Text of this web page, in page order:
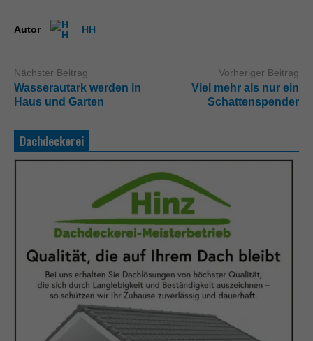
Autor HH
Nächster Beitrag
Wasserautark werden in
Haus und Garten
Vorheriger Beitrag
Viel mehr als nur ein
Schattenspender
Dachdeckerei